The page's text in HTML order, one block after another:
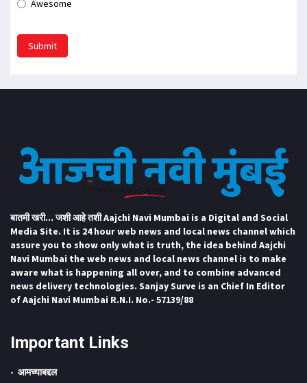
Awesome
Submit
बातमी खरी... जशी आहे तशी Aajchi Navi Mumbai is a Digital and Social
Media Site. It is 24 hour web news and local news channel which
assure you to show only what is truth, the idea behind Aajchi
Navi Mumbai the web news and local news channel is to make
aware what is happening all over, and to combine advanced
news delivery technologies. Sanjay Surve is an Chief In Editor
of Aajchi Navi Mumbai R.N.I. No.- 57139/88
Important Links
आमच्याबद्दल